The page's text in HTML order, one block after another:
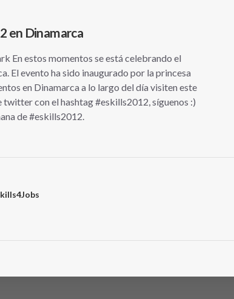
en Dinamarca
En estos momentos se está celebrando el
El evento ha sido inaugurado por la princesa
en Dinamarca a lo largo del día visiten este
con el hashtag #eskills2012, síguenos :)
de #eskills2012.